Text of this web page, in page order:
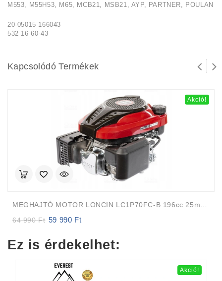
M553, M55H53, M65, MCB21, MSB21, AYP, PARTNER, POULAN
20-05015 166043
532 16 60-43
Kapcsolódó Termékek
Akció!
MEGHAJTÓ MOTOR LONCIN LC1P70FC-B 196cc 25mm 82m FÜGGŐLEGES TENGELY Auto-Choke
64 990Ft
Original
64
59 990 Ft
59
Ez is érdekelhet:
Akció!